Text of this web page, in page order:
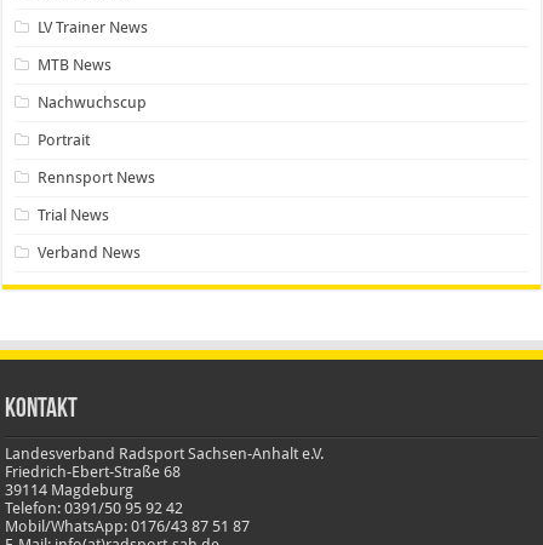
LV Trainer News
MTB News
Nachwuchscup
Portrait
Rennsport News
Trial News
Verband News
Kontakt
Landesverband Radsport Sachsen-Anhalt e.V.
Friedrich-Ebert-Straße 68
39114 Magdeburg
Telefon: 0391/50 95 92 42
Mobil/WhatsApp: 0176/43 87 51 87